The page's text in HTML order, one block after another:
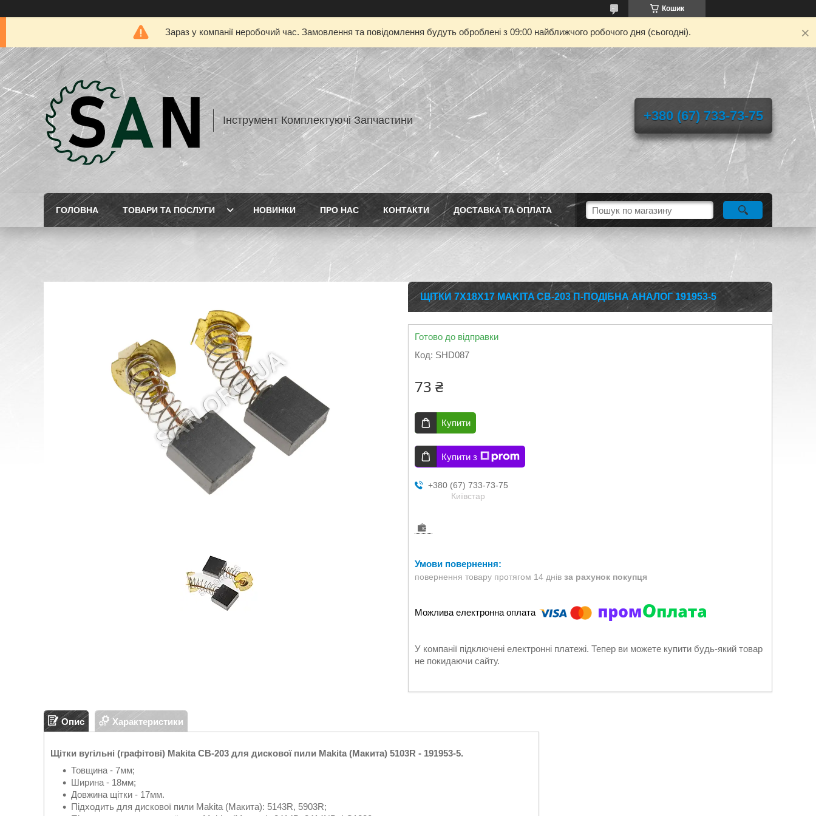
Кошик
Зараз у компанії неробочий час. Замовлення та повідомлення будуть оброблені з 09:00 найближчого робочого дня (сьогодні).
Інструмент Комплектуючі Запчастини +380 (67) 733-73-75
ГОЛОВНА ТОВАРИ ТА ПОСЛУГИ НОВИНКИ ПРО НАС КОНТАКТИ ДОСТАВКА ТА ОПЛАТА
ЩІТКИ 7Х18Х17 MAKITA CB-203 П-ПОДІБНА АНАЛОГ 191953-5
Готово до відправки
Код: SHD087
73 ₴
Купити
Купити з
+380 (67) 733-73-75
Київстар
повернення товару протягом 14 днів за рахунок покупця
У компанії підключені електронні платежі. Тепер ви можете купити будь-який товар
не покидаючи сайту.
Опис Характеристики
Щітки вугільні (графітові) Makita CB-203 для дискової пили Makita (Макита) 5103R - 191953-5.
Товщина - 7мм;
Ширина - 18мм;
Довжина щітки - 17мм.
Підходить для дискової пили Makita (Макита): 5143R, 5903R;